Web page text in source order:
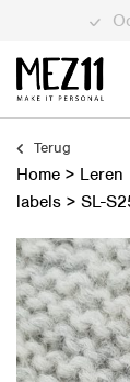
Terug
Home > Leren
labels > SL-